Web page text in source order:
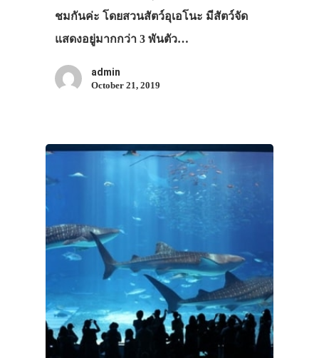
ชมกันค่ะ โดยสวนสัตว์อุเอโนะ มีสัตว์จัด
แสดงอยู่มากกว่า 3 พันตัว…
admin
October 21, 2019